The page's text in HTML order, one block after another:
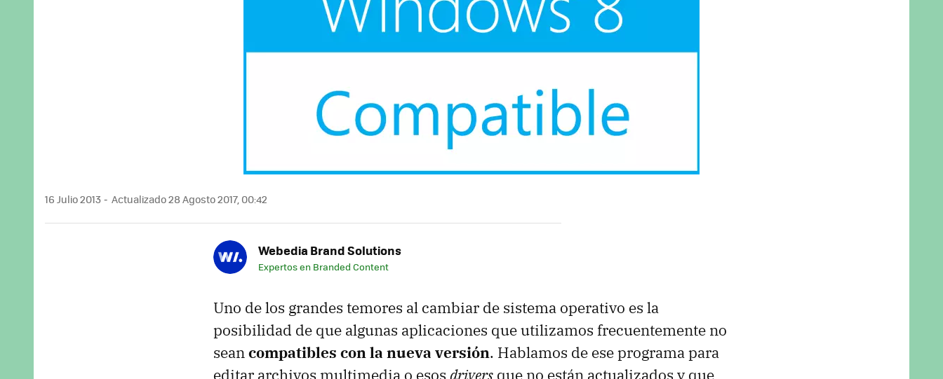
16 Julio 2013 Actualizado 28 Agosto 2017, 00:42
Webedia Brand Solutions
Expertos en Branded Content
Uno de los grandes temores al cambiar de sistema operativo es la
posibilidad de que algunas aplicaciones que utilizamos frecuentemente no
seancompatibles con la nueva versión. Hablamos de ese programa para
editar archivos multimedia o esos drivers que no están actualizados y que